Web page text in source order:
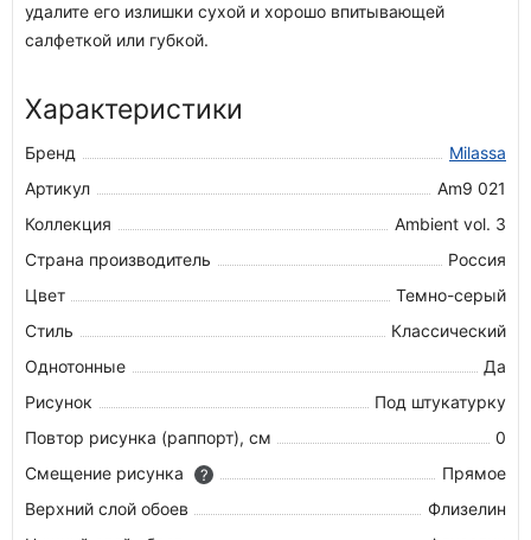
удалите его излишки сухой и хорошо впитывающей
салфеткой или губкой.
Характеристики
Бренд
Milassa
Артикул
Am9 021
Коллекция
Ambient vol. 3
Страна производитель
Россия
Цвет
Темно-серый
Стиль
Классический
Однотонные
Да
Рисунок
Под штукатурку
Повтор рисунка (раппорт), см
0
Смещение рисунка
?
Прямое
Верхний слой обоев
Флизелин